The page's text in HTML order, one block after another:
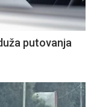
putovanja